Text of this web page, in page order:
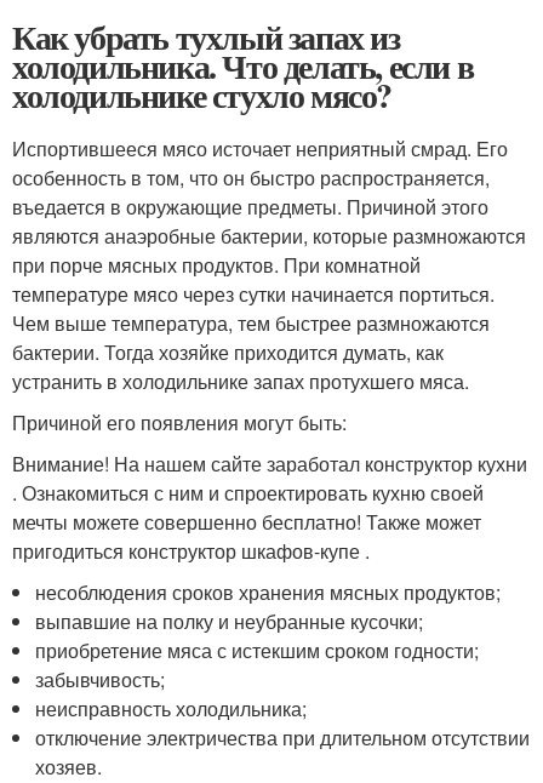
Как убрать тухлый запах из
холодильника. Что делать, если в
холодильнике стухло мясо?
Испортившееся мясо источает неприятный смрад. Его
особенность в том, что он быстро распространяется,
въедается в окружающие предметы. Причиной этого
являются анаэробные бактерии, которые размножаются
при порче мясных продуктов. При комнатной
температуре мясо через сутки начинается портиться.
Чем выше температура, тем быстрее размножаются
бактерии. Тогда хозяйке приходится думать, как
устранить в холодильнике запах протухшего мяса.
Причиной его появления могут быть:
Внимание! На нашем сайте заработал конструктор кухни
. Ознакомиться с ним и спроектировать кухню своей
мечты можете совершенно бесплатно! Также может
пригодиться конструктор шкафов-купе .
несоблюдения сроков хранения мясных продуктов;
выпавшие на полку и неубранные кусочки;
приобретение мяса с истекшим сроком годности;
забывчивость;
неисправность холодильника;
отключение электричества при длительном отсутствии
хозяев.